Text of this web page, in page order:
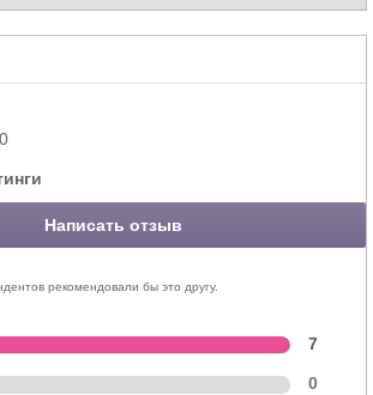
Написать отзыв
рекомендовали бы это другу.
7
0